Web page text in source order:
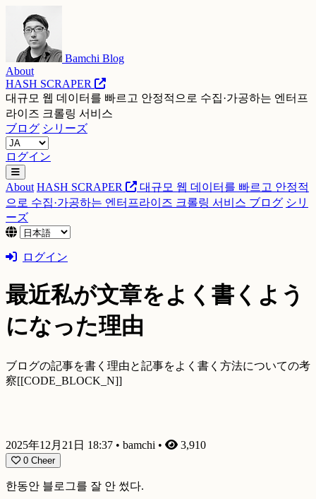
Bamchi Blog
About
HASH SCRAPER
대규모 웹 데이터를 빠르고 안정적으로 수집·가공하는 엔터프
라이즈 크롤링 서비스
ブログ シリーズ
ログイン
About HASH SCRAPER
대규모 웹 데이터를 빠르고 안정적
으로 수집·가공하는 엔터프라이즈 크롤링 서비스 ブログ シリ
ーズ
ログイン
最近私が文章をよく書くよう
になった理由
ブログの記事を書く理由と記事をよく書く方法についての考
察[[CODE_BLOCK_N]]
2025年12月21日 18:37 • bamchi • 3,910
0 Cheer
한동안 블로그를 잘 안 썼다.